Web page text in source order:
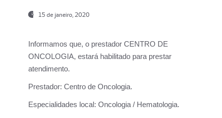
15 de janeiro, 2020
Informamos que, o prestador CENTRO DE
ONCOLOGIA, estará habilitado para prestar
atendimento.
Prestador: Centro de Oncologia.
Especialidades local: Oncologia / Hematologia.